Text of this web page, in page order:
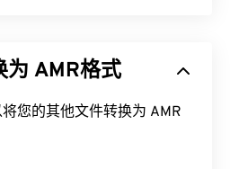
序是 AppleQuickTime
计的，但该文件格式在大多
打开，包括 Linux、Mac 和
广播。它常用于全球移动通信
件？
为 AMR格式
您的其他文件转换为 AMR